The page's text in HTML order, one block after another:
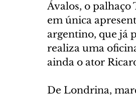
Ávalos, o palhaço
em única
argentino, que já
realiza uma
ainda o ator
De Londrina,